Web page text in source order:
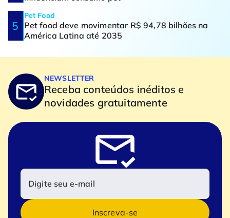
Pet Food
Pet food deve movimentar R$ 94,78 bilhões na
América Latina até 2035
NEWSLETTER
Receba conteúdos inéditos e
novidades gratuitamente
Inscreva-se